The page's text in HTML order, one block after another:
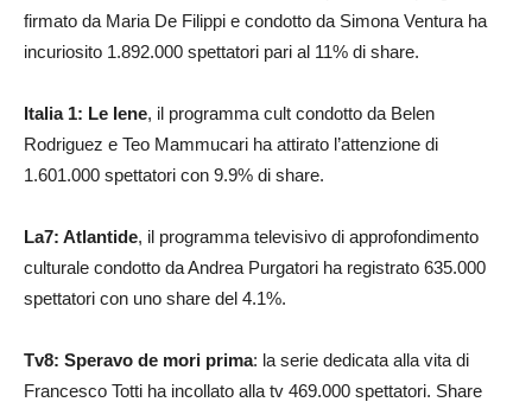
firmato da Maria De Filippi e condotto da Simona Ventura ha
incuriosito 1.892.000 spettatori pari al 11% di share.
Italia 1: Le Iene, il programma cult condotto da Belen
Rodriguez e Teo Mammucari ha attirato l’attenzione di
1.601.000 spettatori con 9.9% di share.
La7: Atlantide, il programma televisivo di approfondimento
culturale condotto da Andrea Purgatori ha registrato 635.000
spettatori con uno share del 4.1%.
Tv8: Speravo de mori prima: la serie dedicata alla vita di
Francesco Totti ha incollato alla tv 469.000 spettatori. Share